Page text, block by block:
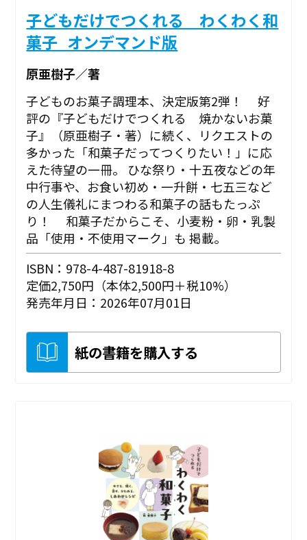
子どもだけでつくれる わくわく和
菓子_オンデマンド版
原亜樹子／著
子どものお菓子調理本、決定版第2弾！ 好
評の『子どもだけでつくれる 焼かないお菓
子』（原亜樹子・著）に続く、リクエストの
多かった「和菓子だってつくりたい！」に応
えた待望の一冊。 ひな祭り・十五夜などの年
中行事や、お食い初め・一升餅・七五三など
の人生儀礼にまつわる和菓子の話もたっぷ
り！ 和菓子だからこそ、小麦粉・卵・乳製
品「使用・不使用マーク」も 掲載。
ISBN：978-4-487-81918-8
定価2,750円（本体2,500円＋税10%）
発売年月日：2026年07月01日
紙の書籍を購入する